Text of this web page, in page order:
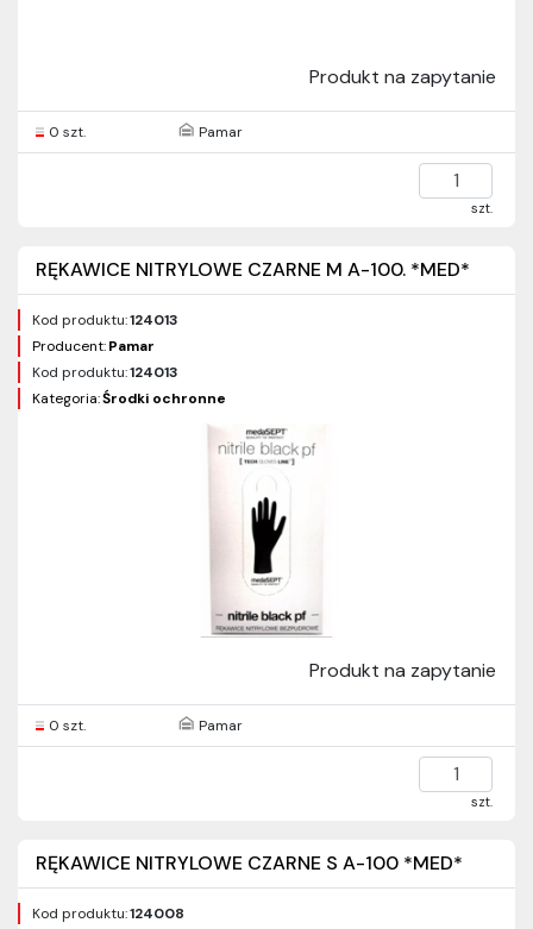
Produkt na zapytanie
0 szt. Pamar
szt.
RĘKAWICE NITRYLOWE CZARNE M A-100. *MED*
Kod produktu:124013
Producent:Pamar
Kod produktu:124013
Kategoria:Środki ochronne
Produkt na zapytanie
0 szt. Pamar
szt.
RĘKAWICE NITRYLOWE CZARNE S A-100 *MED*
Kod produktu:124008